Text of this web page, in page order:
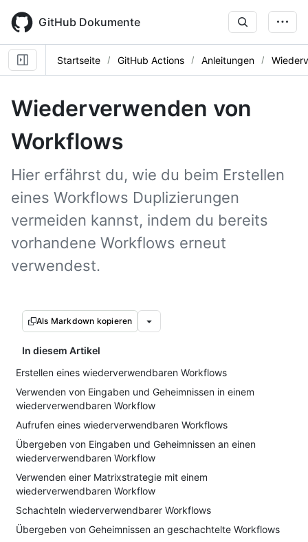
main
content
GitHub Dokumente
Startseite GitHub Actions Anleitungen
Wiederverwenden von
Workflows
Hier erfährst du, wie du beim Erstellen
eines Workflows Duplizierungen
vermeiden kannst, indem du bereits
vorhandene Workflows erneut
verwendest.
Als Markdown kopieren
In diesem Artikel
Erstellen eines wiederverwendbaren Workflows
Verwenden von Eingaben und Geheimnissen in einem
wiederverwendbaren Workflow
Aufrufen eines wiederverwendbaren Workflows
Übergeben von Eingaben und Geheimnissen an einen
wiederverwendbaren Workflow
Verwenden einer Matrixstrategie mit einem
wiederverwendbaren Workflow
Schachteln wiederverwendbarer Workflows
Übergeben von Geheimnissen an geschachtelte Workflows